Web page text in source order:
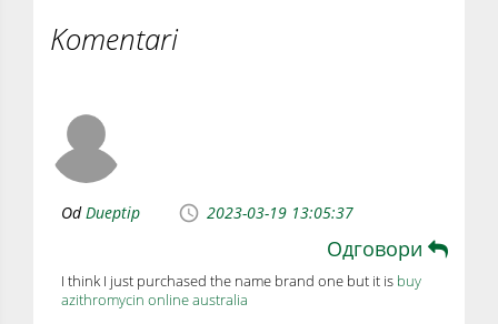
Komentari
OdDueptip 2023-03-19 13:05:37
Одговори
I think I just purchased the name brand one but it is buy
azithromycin online australia